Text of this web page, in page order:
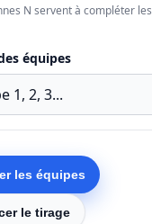
N servent à compléter les
équipes
les équipes
le tirage